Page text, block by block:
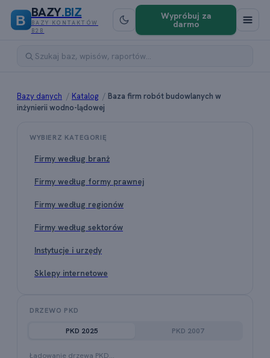
B
BAZY.BIZ
BAZY KONTAKTÓW
B2B
Wypróbuj za
darmo
Bazy danych / Katalog / Baza firm robót budowlanych w
inżynierii wodno-lądowej
WYBIERZ KATEGORIĘ
Firmy według branż
Firmy według formy prawnej
Firmy według regionów
Firmy według sektorów
Instytucje i urzędy
Sklepy internetowe
DRZEWO PKD
PKD 2025 PKD 2007
Ładowanie drzewa PKD…